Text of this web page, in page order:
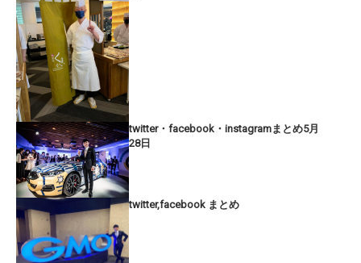
twitter・facebook・instagramまとめ5月
28日
twitter,facebook まとめ